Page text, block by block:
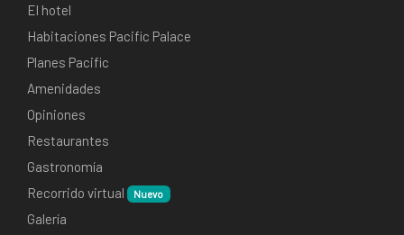
El hotel
Habitaciones Pacific Palace
Planes Pacific
Amenidades
Opiniones
Restaurantes
Gastronomía
Recorrido virtual
Nuevo
Galería